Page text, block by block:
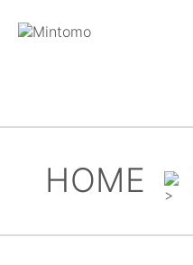
HOME